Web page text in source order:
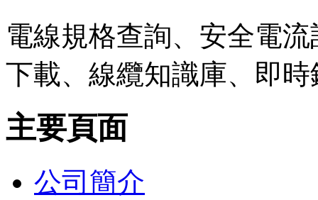
電線規格查詢、安全電
下載、線纜知識庫、即
主要頁面
公司簡介